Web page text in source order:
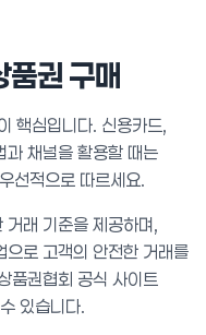
권 구매
핵심입니다. 신용카드,
과 채널을 활용할 때는
선적으로 따르세요.
거래 기준을 제공하며,
으로 고객의 안전한 거래를
품권협회 공식 사이트
있습니다.